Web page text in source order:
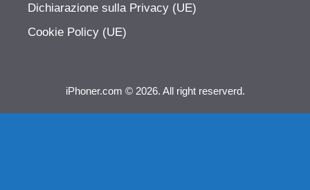
Dichiarazione sulla Privacy (UE)
Cookie Policy (UE)
iPhoner.com © 2026. All right reserverd.